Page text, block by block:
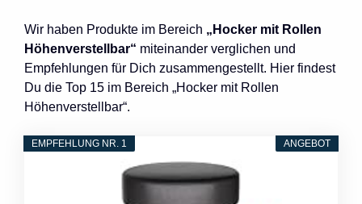
Wir haben Produkte im Bereich „Hocker mit Rollen
Höhenverstellbar“ miteinander verglichen und
Empfehlungen für Dich zusammengestellt. Hier findest
Du die Top 15 im Bereich „Hocker mit Rollen
Höhenverstellbar“.
ANGEBOT
EMPFEHLUNG NR. 1